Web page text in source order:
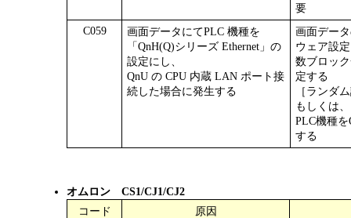
要
C059
画面データにてPLC 機種を
「QnH(Q)シリーズ Ethernet」の
設定にし、
QnU の CPU 内蔵 LAN ポート接
続した場合に発生する
画面デー
ウェア設
数ブロッ
定する
［ランダ
もしくは、
PLC機種
する
オムロン CS1/CJ1/CJ2
コード
原因